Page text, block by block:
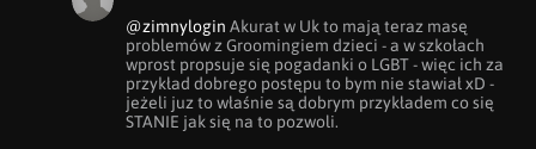
@zimnylogin Akurat w Uk to mają teraz masę
problemów z Groomingiem dzieci - a w szkołach
wprost propsuje się pogadanki o LGBT - więc ich za
przykład dobrego postępu to bym nie stawiał xD -
jeżeli juz to właśnie są dobrym przykładem co się
STANIE jak się na to pozwoli.